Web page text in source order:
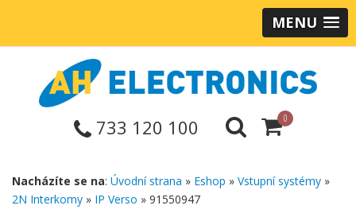
MENU
733 120 100 0
Nacházíte se na: Úvodní strana » Eshop » Vstupní systémy »
2N Interkomy » IP Verso » 91550947